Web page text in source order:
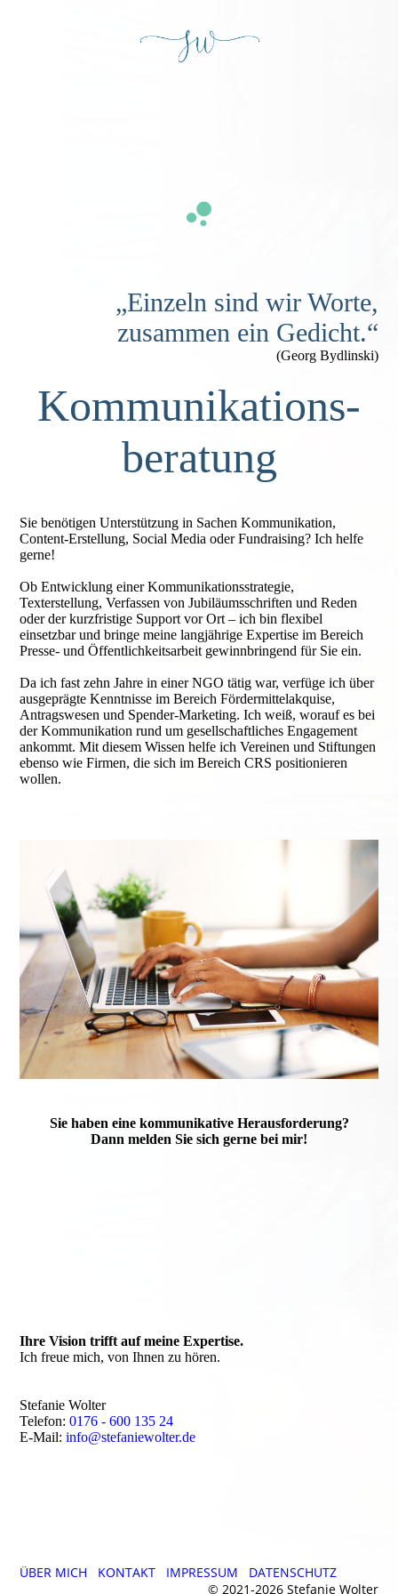
„Einzeln sind wir Worte,
zusammen ein Gedicht.“
(Georg Bydlinski)
Kommuni­kations­
beratung
Sie benötigen Unterstützung in Sachen Kommunikation,
Content-Erstellung, Social Media oder Fundraising? Ich helfe
gerne!
Ob Entwicklung einer Kommunikationsstrategie,
Texterstellung, Verfassen von Jubiläumsschriften und Reden
oder der kurzfristige Support vor Ort – ich bin flexibel
einsetzbar und bringe meine langjährige Expertise im Bereich
Presse- und Öffentlichkeitsarbeit gewinnbringend für Sie ein.
Da ich fast zehn Jahre in einer NGO tätig war, verfüge ich über
ausgeprägte Kenntnisse im Bereich Fördermittelakquise,
Antragswesen und Spender-Marketing. Ich weiß, worauf es bei
der Kommunikation rund um gesellschaftliches Engagement
ankommt. Mit diesem Wissen helfe ich Vereinen und Stiftungen
ebenso wie Firmen, die sich im Bereich CRS positionieren
wollen.
Sie haben eine kommunikative Herausforderung?
Dann melden Sie sich gerne bei mir!
Ihre Vision trifft auf meine Expertise.
Ich freue mich, von Ihnen zu hören.
Stefanie Wolter
Telefon:0176 - 600 135 24
E-Mail:info@stefaniewolter.de
ÜBER MICH KONTAKT IMPRESSUM
DATENSCHUTZ
© 2021-2026 Stefanie Wolter